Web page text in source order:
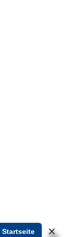
Startseite